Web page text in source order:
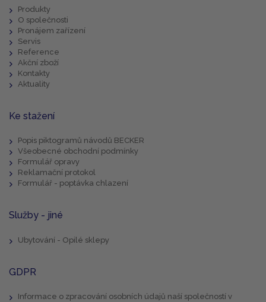
Produkty
O společnosti
Pronájem zařízení
Servis
Reference
Akční zboží
Kontakty
Aktuality
Ke stažení
Popis piktogramů návodů BECKER
Všeobecné obchodní podmínky
Formulář opravy
Reklamační protokol
Formulář - poptávka chlazení
Služby - jiné
Ubytování - Opilé sklepy
GDPR
Informace o zpracování osobních údajů naší společností v